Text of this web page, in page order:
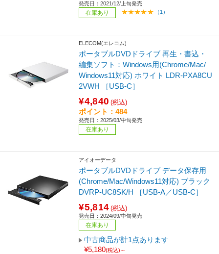
発売日：2021/12/上旬発売
在庫あり （1）
ELECOM(エレコム)
ポータブルDVDドライブ 再生・書込・
編集ソフト：Windows用(Chrome/Mac/
Windows11対応) ホワイト LDR-PXA8CU
2VWH ［USB-C］
¥4,840 (税込)
ポイント：484
発売日：2025/03/中旬発売
在庫あり
アイオーデータ
ポータブルDVDドライブ データ保存用
(Chrome/Mac/Windows11対応) ブラック
DVRP-UC8SK/H ［USB-A／USB-C］
¥5,814 (税込)
発売日：2024/09/中旬発売
在庫あり
中古商品が計1点あります
¥5,180(税込)～